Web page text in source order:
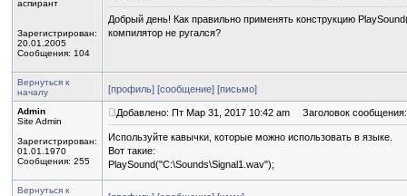
аспирант
Зарегистрирован:
20.01.2005
Сообщения: 104
Добрый день! Как правильно применять конструкцию
компилятор не ругался?
Вернуться к
началу
[профиль] [сообщение] [письмо]
Admin
Site Admin
Зарегистрирован:
01.01.1970
Сообщения: 255
Добавлено: Пт Мар 31, 2017 10:42 am Заголовок сообщения:
Используйте кавычки, которые можно использовать в языке.
Вот такие:
PlaySound("C:\Sounds\Signal1.wav");
Вернуться к